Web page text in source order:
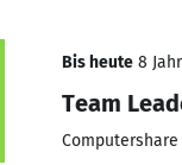
Bis heute 8
Team
Computershare